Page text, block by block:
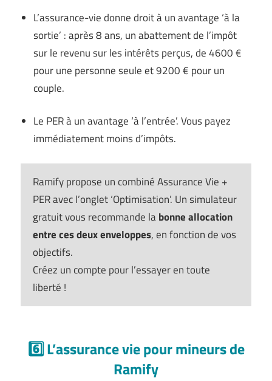
L’assurance-vie donne droit à un avantage ‘à la
sortie’ : après 8 ans, un abattement de l’impôt
sur le revenu sur les intérêts perçus, de 4600 €
pour une personne seule et 9200 € pour un
couple.
Le PER à un avantage ‘à l’entrée’. Vous payez
immédiatement moins d’impôts.
Ramify propose un combiné Assurance Vie +
PER avec l’onglet ‘Optimisation’. Un simulateur
gratuit vous recommande labonne allocation
entre ces deux enveloppes, en fonction de vos
objectifs.
Créez un compte pour l’essayer en toute
liberté !
6️⃣ L’assurance vie pour mineurs de
Ramify